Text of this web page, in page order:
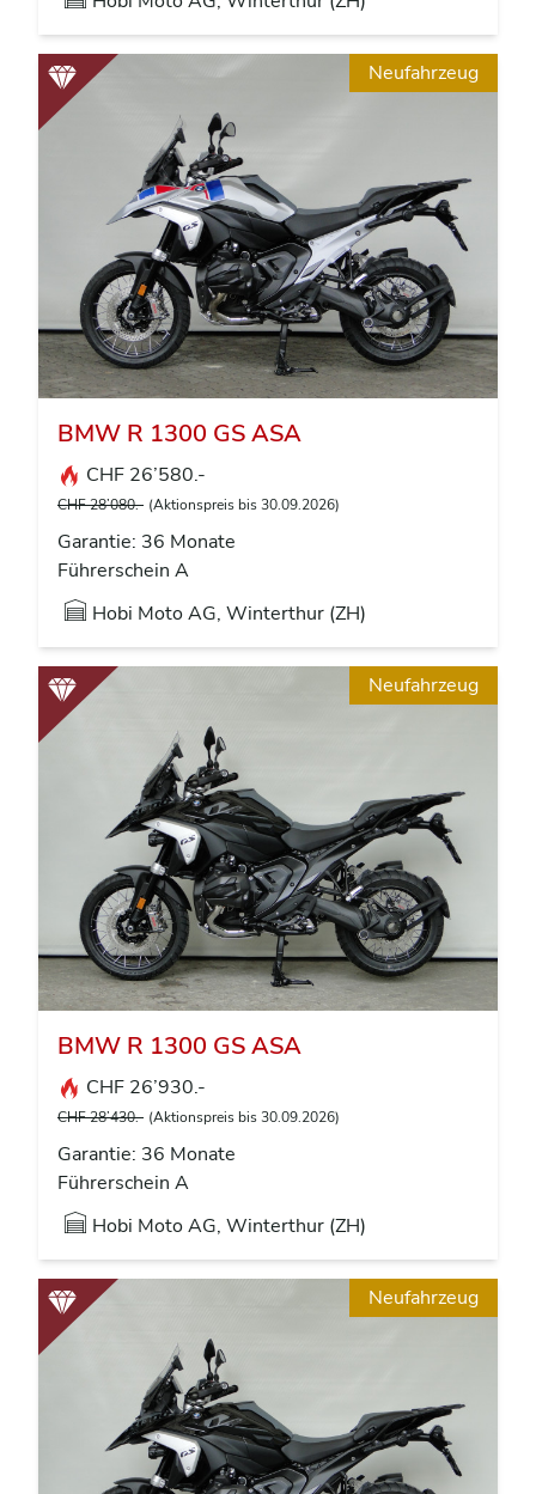
Neufahrzeug
BMW R 1300 GS ASA
CHF 26’580.-
CHF 28’080.- (Aktionspreis bis 30.09.2026)
Garantie: 36 Monate
Führerschein A
Hobi Moto AG, Winterthur (ZH)
Neufahrzeug
BMW R 1300 GS ASA
CHF 26’930.-
CHF 28’430.- (Aktionspreis bis 30.09.2026)
Garantie: 36 Monate
Führerschein A
Hobi Moto AG, Winterthur (ZH)
Neufahrzeug